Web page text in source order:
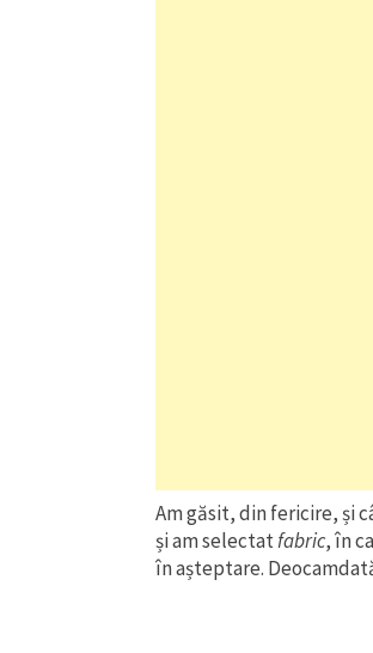
Am găsit, din fericire, și
și am selectatfabric, în
în așteptare.